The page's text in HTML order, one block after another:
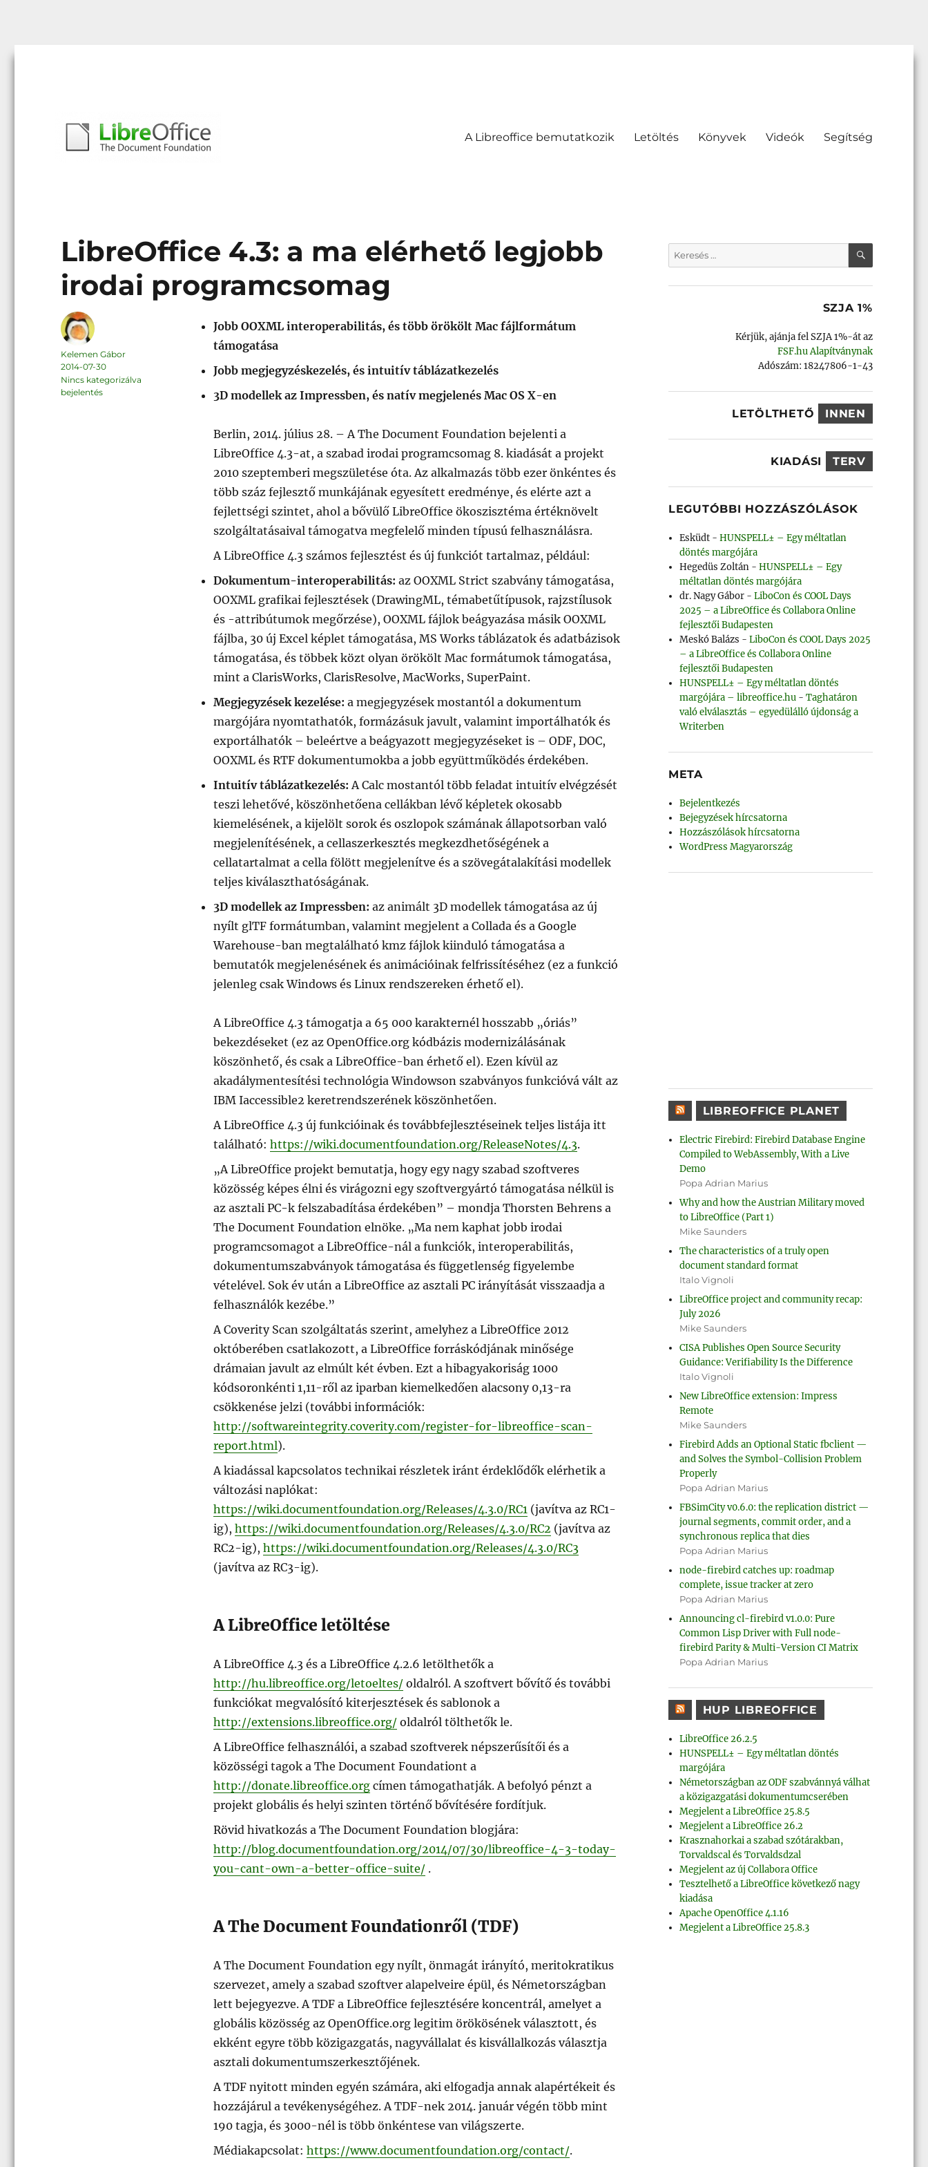
A Libreoffice bemutatkozik Letöltés Könyvek Videók Segítség
LibreOffice 4.3: a ma elérhető legjobb
irodai programcsomag
Jobb OOXML interoperabilitás, és több örökölt Mac fájlformátum
támogatása
Jobb megjegyzéskezelés, és intuitív táblázatkezelés
3D modellek az Impressben, és natív megjelenés Mac OS X-en
Berlin, 2014. július 28. – A The Document Foundation bejelenti a
LibreOffice 4.3-at, a szabad irodai programcsomag 8. kiadását a projekt
2010 szeptemberi megszületése óta. Az alkalmazás több ezer önkéntes és
több száz fejlesztő munkájának egyesített eredménye, és elérte azt a
fejlettségi szintet, ahol a bővülő LibreOffice ökoszisztéma értéknövelt
szolgáltatásaival támogatva megfelelő minden típusú felhasználásra.
A LibreOffice 4.3 számos fejlesztést és új funkciót tartalmaz, például:
Dokumentum-interoperabilitás: az OOXML Strict szabvány támogatása,
OOXML grafikai fejlesztések (DrawingML, témabetűtípusok, rajzstílusok
és -attribútumok megőrzése), OOXML fájlok beágyazása másik OOXML
fájlba, 30 új Excel képlet támogatása, MS Works táblázatok és adatbázisok
támogatása, és többek közt olyan örökölt Mac formátumok támogatása,
mint a ClarisWorks, ClarisResolve, MacWorks, SuperPaint.
Megjegyzések kezelése: a megjegyzések mostantól a dokumentum
margójára nyomtathatók, formázásuk javult, valamint importálhatók és
exportálhatók – beleértve a beágyazott megjegyzéseket is – ODF, DOC,
OOXML és RTF dokumentumokba a jobb együttműködés érdekében.
Intuitív táblázatkezelés: A Calc mostantól több feladat intuitív elvégzését
teszi lehetővé, köszönhetőena cellákban lévő képletek okosabb
kiemelésének, a kijelölt sorok és oszlopok számának állapotsorban való
megjelenítésének, a cellaszerkesztés megkezdhetőségének a
cellatartalmat a cella fölött megjelenítve és a szövegátalakítási modellek
teljes kiválaszthatóságának.
3D modellek az Impressben: az animált 3D modellek támogatása az új
nyílt glTF formátumban, valamint megjelent a Collada és a Google
Warehouse-ban megtalálható kmz fájlok kiinduló támogatása a
bemutatók megjelenésének és animációinak felfrissítéséhez (ez a funkció
jelenleg csak Windows és Linux rendszereken érhető el).
A LibreOffice 4.3 támogatja a 65 000 karakternél hosszabb „óriás”
bekezdéseket (ez az OpenOffice.org kódbázis modernizálásának
köszönhető, és csak a LibreOffice-ban érhető el). Ezen kívül az
akadálymentesítési technológia Windowson szabványos funkcióvá vált az
IBM Iaccessible2 keretrendszerének köszönhetően.
A LibreOffice 4.3 új funkcióinak és továbbfejlesztéseinek teljes listája itt
található: https://wiki.documentfoundation.org/ReleaseNotes/4.3.
„A LibreOffice projekt bemutatja, hogy egy nagy szabad szoftveres
közösség képes élni és virágozni egy szoftvergyártó támogatása nélkül is
az asztali PC-k felszabadítása érdekében” – mondja Thorsten Behrens a
The Document Foundation elnöke. „Ma nem kaphat jobb irodai
programcsomagot a LibreOffice-nál a funkciók, interoperabilitás,
dokumentumszabványok támogatása és függetlenség figyelembe
vételével. Sok év után a LibreOffice az asztali PC irányítását visszaadja a
felhasználók kezébe.”
A Coverity Scan szolgáltatás szerint, amelyhez a LibreOffice 2012
októberében csatlakozott, a LibreOffice forráskódjának minősége
drámaian javult az elmúlt két évben. Ezt a hibagyakoriság 1000
kódsoronkénti 1,11-ről az iparban kiemelkedően alacsony 0,13-ra
csökkenése jelzi (további információk:
http://softwareintegrity.coverity.com/register-for-libreoffice-scan-
report.html).
A kiadással kapcsolatos technikai részletek iránt érdeklődők elérhetik a
változási naplókat:
https://wiki.documentfoundation.org/Releases/4.3.0/RC1 (javítva az RC1-
ig), https://wiki.documentfoundation.org/Releases/4.3.0/RC2 (javítva az
RC2-ig), https://wiki.documentfoundation.org/Releases/4.3.0/RC3
(javítva az RC3-ig).
A LibreOffice letöltése
A LibreOffice 4.3 és a LibreOffice 4.2.6 letölthetők a
http://hu.libreoffice.org/letoeltes/oldalról. A szoftvert bővítő és további
funkciókat megvalósító kiterjesztések és sablonok a
http://extensions.libreoffice.org/oldalról tölthetők le.
A LibreOffice felhasználói, a szabad szoftverek népszerűsítői és a
közösségi tagok a The Document Foundationt a
http://donate.libreoffice.orgcímen támogathatják. A befolyó pénzt a
projekt globális és helyi szinten történő bővítésére fordítjuk.
Rövid hivatkozás a The Document Foundation blogjára:
http://blog.documentfoundation.org/2014/07/30/libreoffice-4-3-today-
you-cant-own-a-better-office-suite/.
A The Document Foundationről (TDF)
A The Document Foundation egy nyílt, önmagát irányító, meritokratikus
szervezet, amely a szabad szoftver alapelveire épül, és Németországban
lett bejegyezve. A TDF a LibreOffice fejlesztésére koncentrál, amelyet a
globális közösség az OpenOffice.org legitim örökösének választott, és
ekként egyre több közigazgatás, nagyvállalat és kisvállalkozás választja
asztali dokumentumszerkesztőjének.
A TDF nyitott minden egyén számára, aki elfogadja annak alapértékeit és
hozzájárul a tevékenységéhez. A TDF-nek 2014. január végén több mint
190 tagja, és 3000-nél is több önkéntese van világszerte.
Médiakapcsolat: https://www.documentfoundation.org/contact/.
Szerző
Kelemen Gábor
Közzétéve
2014-07-30
Kategória
Nincs kategorizálva
Címke
bejelentés
Keresés
a
KERESÉS
SZJA 1%
Kérjük, ajánja fel SZJA 1%-át az
FSF.hu Alapítványnak
Adószám: 18247806-1-43
LETÖLTHETŐ INNEN
KIADÁSI TERV
LEGUTÓBBI HOZZÁSZÓLÁSOK
Esküdt -HUNSPELL± – Egy méltatlan
döntés margójára
Hegedüs Zoltán -HUNSPELL± – Egy
méltatlan döntés margójára
dr. Nagy Gábor -LiboCon és COOL Days
2025 – a LibreOffice és Collabora Online
fejlesztői Budapesten
Meskó Balázs -LiboCon és COOL Days 2025
– a LibreOffice és Collabora Online
fejlesztői Budapesten
HUNSPELL± – Egy méltatlan döntés
margójára – libreoffice.hu -Taghatáron
való elválasztás – egyedülálló újdonság a
Writerben
META
Bejelentkezés
Bejegyzések hírcsatorna
Hozzászólások hírcsatorna
WordPress Magyarország
LIBREOFFICE PLANET
Electric Firebird: Firebird Database Engine
Compiled to WebAssembly, With a Live
Demo
Popa Adrian Marius
Why and how the Austrian Military moved
to LibreOffice (Part 1)
Mike Saunders
The characteristics of a truly open
document standard format
Italo Vignoli
LibreOffice project and community recap:
July 2026
Mike Saunders
CISA Publishes Open Source Security
Guidance: Verifiability Is the Difference
Italo Vignoli
New LibreOffice extension: Impress
Remote
Mike Saunders
Firebird Adds an Optional Static fbclient —
and Solves the Symbol-Collision Problem
Properly
Popa Adrian Marius
FBSimCity v0.6.0: the replication district —
journal segments, commit order, and a
synchronous replica that dies
Popa Adrian Marius
node-firebird catches up: roadmap
complete, issue tracker at zero
Popa Adrian Marius
Announcing cl-firebird v1.0.0: Pure
Common Lisp Driver with Full node-
firebird Parity & Multi-Version CI Matrix
Popa Adrian Marius
HUP LIBREOFFICE
LibreOffice 26.2.5
HUNSPELL± – Egy méltatlan döntés
margójára
Németországban az ODF szabvánnyá válhat
a közigazgatási dokumentumcserében
Megjelent a LibreOffice 25.8.5
Megjelent a LibreOffice 26.2
Krasznahorkai a szabad szótárakban,
Torvaldscal és Torvaldsdzal
Megjelent az új Collabora Office
Tesztelhető a LibreOffice következő nagy
kiadása
Apache OpenOffice 4.1.16
Megjelent a LibreOffice 25.8.3